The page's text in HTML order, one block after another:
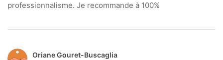
professionnalisme. Je recommande à 100%
Oriane Gouret-Buscaglia